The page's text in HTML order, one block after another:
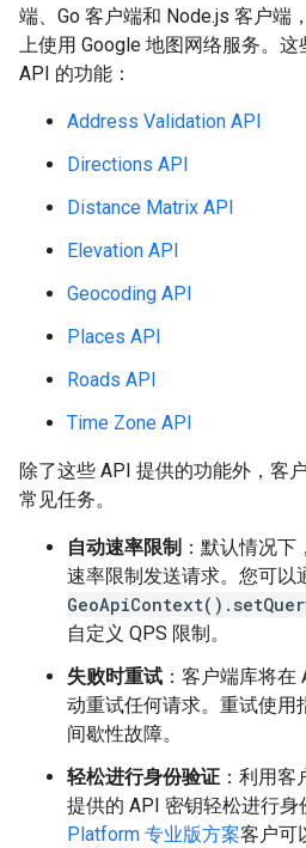
端、Go 客户端和 Node.js 客户端
上使用 Google 地图网络服务。
API 的功能：
Address Validation API
Directions API
Distance Matrix API
Elevation API
Geocoding API
Places API
Roads API
Time Zone API
除了这些 API 提供的功能外，客
常见任务。
自动速率限制 ：默认情况
速率限制发送请求。您可以
自定义 QPS 限制。
失败时重试 ：客户端库将在
动重试任何请求。重试使用
间歇性故障。
轻松进行身份验证 ：利用
提供的 API 密钥轻松进行身
Platform 专业版方案客户可